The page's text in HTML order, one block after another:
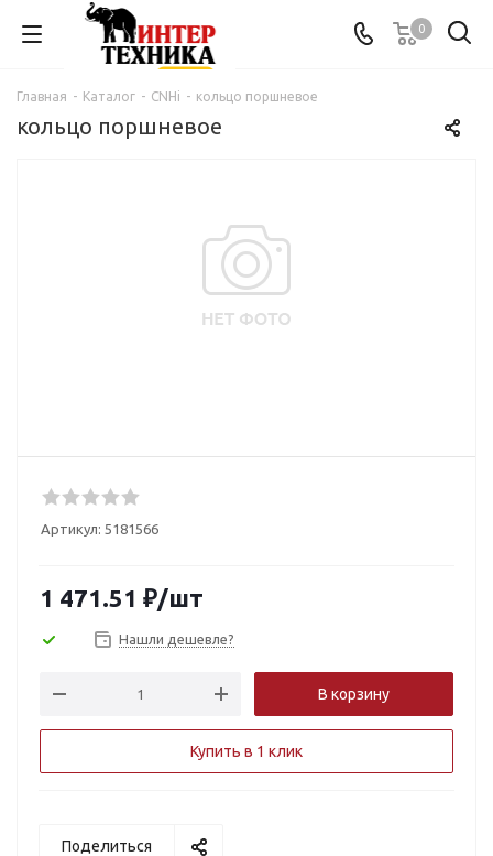
0
Главная - Каталог - CNHi - кольцо поршневое
кольцо поршневое
Артикул: 5181566
1 471.51 ₽/шт
Нашли дешевле?
В корзину
Купить в 1 клик
Поделиться